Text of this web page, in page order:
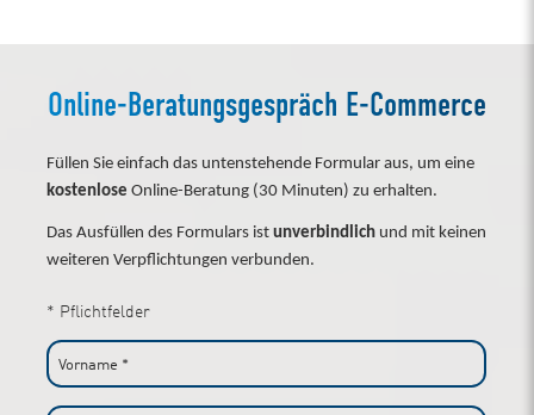
Online-Beratungsgespräch E-Commerce